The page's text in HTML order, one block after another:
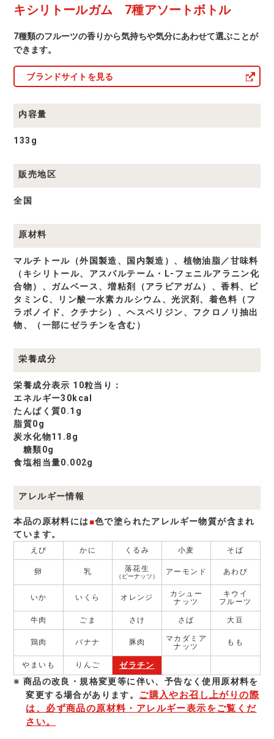
リ
ル
ガ
商
一
キシリトールガム 7種アソートボトル
7種類のフルーツの香りから気持ちや気分にあわせて選ぶことが
できます。
ブランドサイトを見る
内容量
133g
販売地区
全国
原材料
マルチトール（外国製造、国内製造）、植物油脂／甘味料
（キシリトール、アスパルテーム・L-フェニルアラニン化
合物）、ガムベース、増粘剤（アラビアガム）、香料、ビ
タミンC、リン酸一水素カルシウム、光沢剤、着色料（フ
ラボノイド、クチナシ）、ヘスペリジン、フクロノリ抽出
物、（一部にゼラチンを含む）
栄養成分
栄養成分表示 10粒当り：
エネルギー30kcal
たんぱく質0.1g
脂質0g
炭水化物11.8g
糖類0g
食塩相当量0.002g
アレルギー情報
本品の原材料には■色で塗られたアレルギー物質が含まれ
ています。
えび かに くるみ 小麦 そば
卵 乳 落花生
（ピーナッツ） アーモンド あわび
いか いくら オレンジ
カシュー
ナッツ
キウイ
フルーツ
牛肉 ごま さけ さば 大豆
鶏肉 バナナ 豚肉
マカダミア
ナッツ
もも
やまいも りんご ゼラチン
商品の改良・規格変更等に伴い、予告なく使⽤原材料を
変更する場合があります。 ご購入やお召し上がりの際
は、必ず商品の原材料・アレルギー表示をご覧くだ
さい。